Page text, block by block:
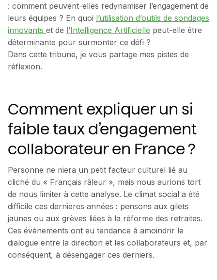
: comment peuvent-elles redynamiser l’engagement de
leurs équipes ? En quoi l’utilisation d’outils de sondages
innovants et de l’Intelligence Artificielle peut-elle être
déterminante pour surmonter ce défi ?
Dans cette tribune, je vous partage mes pistes de
réflexion.
Comment expliquer un si
faible taux d’engagement
collaborateur en France ?
Personne ne niera un petit facteur culturel lié au
cliché du « Français râleur », mais nous aurions tort
de nous limiter à cette analyse. Le climat social a été
difficile ces dernières années : pensons aux gilets
jaunes ou aux grèves liées à la réforme des retraites.
Ces événements ont eu tendance à amoindrir le
dialogue entre la direction et les collaborateurs et, par
conséquent, à désengager ces derniers.